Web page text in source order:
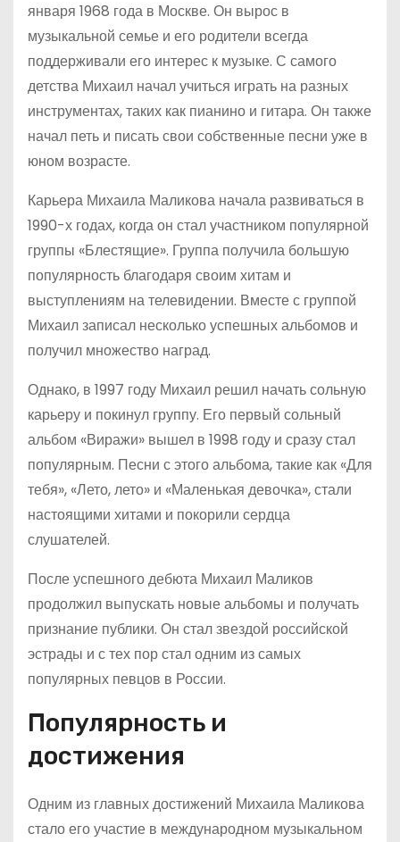
января 1968 года в Москве. Он вырос в
музыкальной семье и его родители всегда
поддерживали его интерес к музыке. С самого
детства Михаил начал учиться играть на разных
инструментах, таких как пианино и гитара. Он также
начал петь и писать свои собственные песни уже в
юном возрасте.
Карьера Михаила Маликова начала развиваться в
1990-х годах, когда он стал участником популярной
группы «Блестящие». Группа получила большую
популярность благодаря своим хитам и
выступлениям на телевидении. Вместе с группой
Михаил записал несколько успешных альбомов и
получил множество наград.
Однако, в 1997 году Михаил решил начать сольную
карьеру и покинул группу. Его первый сольный
альбом «Виражи» вышел в 1998 году и сразу стал
популярным. Песни с этого альбома, такие как «Для
тебя», «Лето, лето» и «Маленькая девочка», стали
настоящими хитами и покорили сердца
слушателей.
После успешного дебюта Михаил Маликов
продолжил выпускать новые альбомы и получать
признание публики. Он стал звездой российской
эстрады и с тех пор стал одним из самых
популярных певцов в России.
Популярность и
достижения
Одним из главных достижений Михаила Маликова
стало его участие в международном музыкальном